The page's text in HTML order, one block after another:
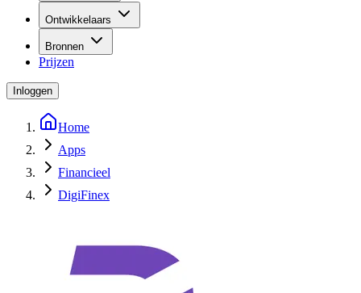
Ontwikkelaars
Bronnen
Prijzen
Inloggen
Home
Apps
Financieel
DigiFinex